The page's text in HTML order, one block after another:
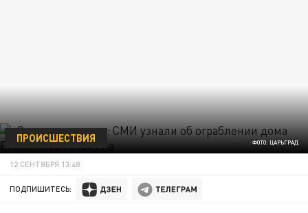
ФОТО: ЦАРЬГРАД
ПРОИСШЕСТВИЯ
12 СЕНТЯБРЯ 13:48
ПОДПИШИТЕСЬ: